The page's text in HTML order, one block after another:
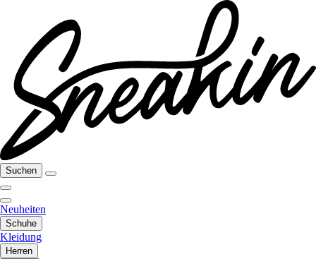
Suchen
Neuheiten
Schuhe
Kleidung
Herren